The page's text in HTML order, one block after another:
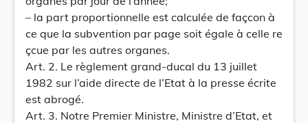
– la part proportionnelle est calculée de façcon à
ce que la subvention par page soit égale à celle re
çcue par les autres organes.
Art. 2. Le règlement grand-ducal du 13 juillet
1982 sur l’aide directe de l’Etat à la presse écrite
est abrogé.
Art. 3. Notre Premier Ministre, Ministre d’Etat, et